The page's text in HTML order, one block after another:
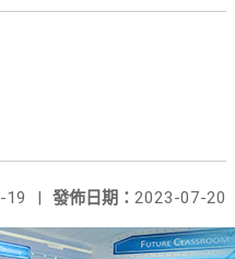
發佈日期： 2023-07-20
19 |